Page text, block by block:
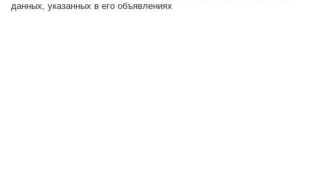
данных, указанных в его объявлениях